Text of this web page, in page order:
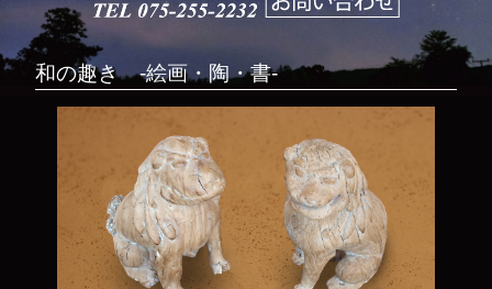
和の趣き -絵画・陶・書-